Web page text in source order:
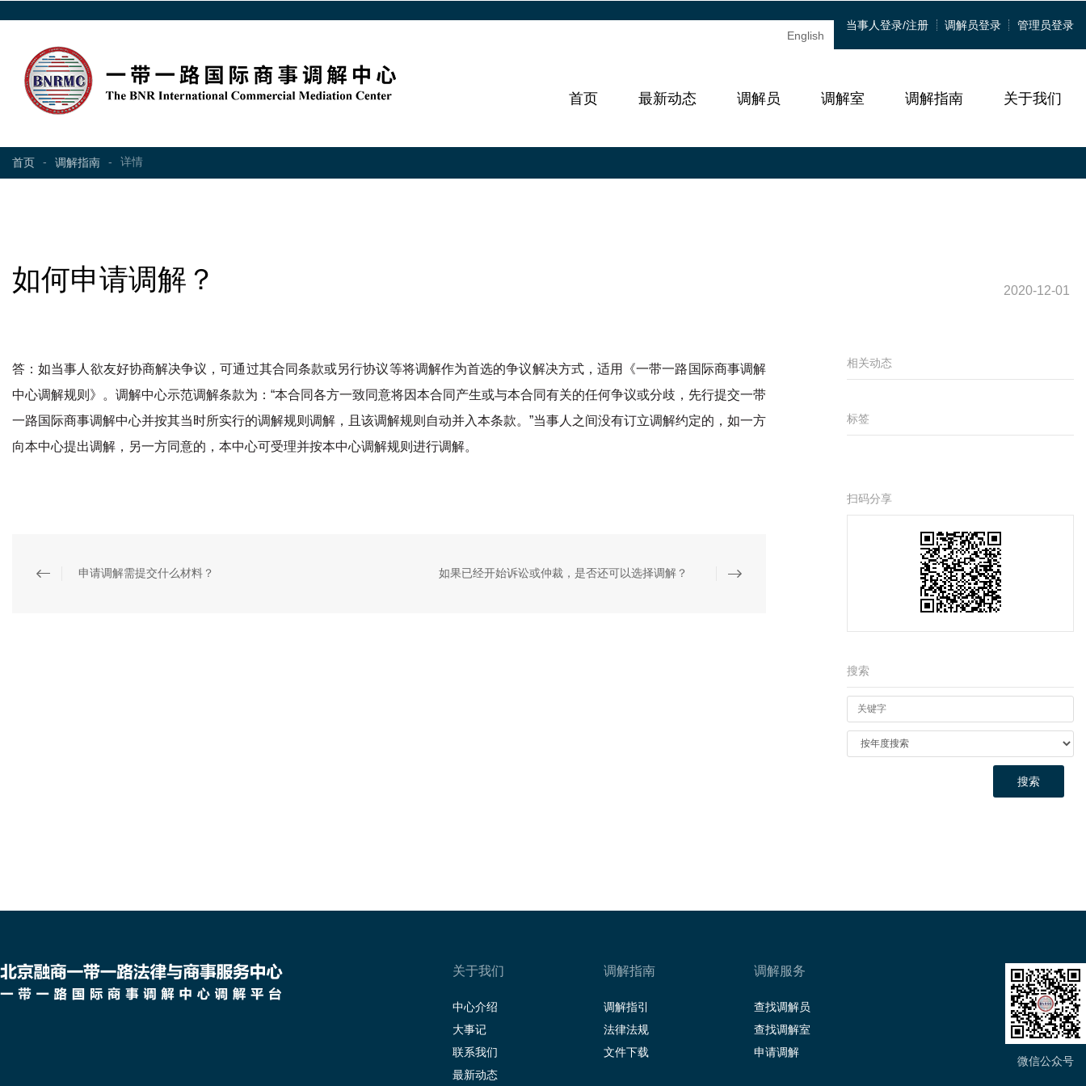
当事人登录/注册 调解员登录
管理员登录
English
首页 最新动态 调解员 调解室 调解指南 关于我们
首页 - 调解指南 - 详情
如何申请调解？ 2020-12-01
答：如当事人欲友好协商解决争议，可通过其合同条款或另行协议等将调解作为首选的争议解决方式，适用《一带一路国际商事调解
中心调解规则》。调解中心示范调解条款为： “本合同各方一致同意将因本合同产生或与本合同有关的任何争议或分歧，先行提交一带
一路国际商事调解中心并按其当时所实行的调解规则调解，且该调解规则自动并入本条款。 ”当事人之间没有订立调解约定的，如一方
向本中心提出调解，另一方同意的，本中心可受理并按本中心调解规则进行调解。
申请调解需提交什么材料？ 如果已经开始诉讼或仲裁，是否还可以选择调解？
相关动态
标签
扫码分享
搜索
搜索
关于我们
中心介绍
大事记
联系我们
最新动态
调解指南
调解指引
法律法规
文件下载
调解服务
查找调解员
查找调解室
申请调解
微信公众号